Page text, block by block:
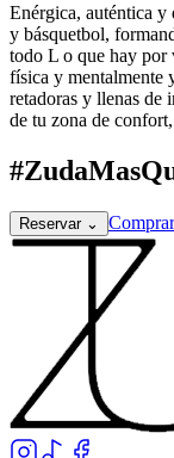
Enérgica, auténtica
y básquetbol,
todo L o que hay por
física y mentalmente
retadoras y llenas de
de tu zona de
Reservar ⌄